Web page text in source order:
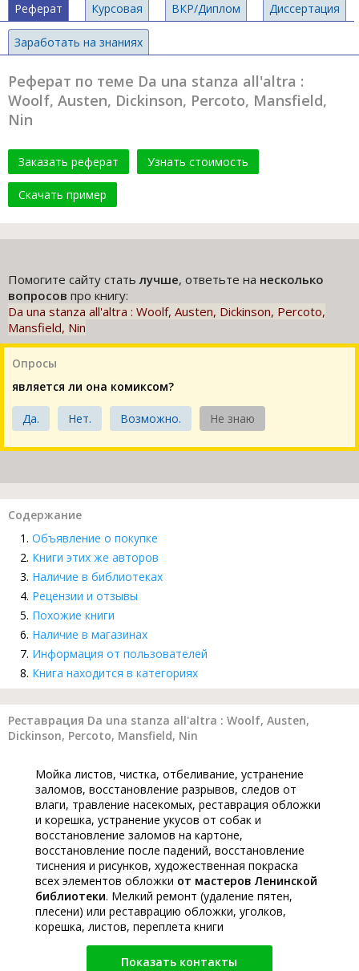
Реферат Курсовая ВКР/Диплом Диссертация
Заработать на знаниях
Реферат по теме Da una stanza all'altra :
Woolf, Austen, Dickinson, Percoto, Mansfield,
Nin
Заказать реферат Узнать стоимость
Скачать пример
Помогите сайту статьлучше, ответьте на несколько
вопросов про книгу:
Da una stanza all'altra : Woolf, Austen, Dickinson, Percoto,
Mansfield, Nin
Опросы
является ли она комиксом?
Да. Нет. Возможно. Не знаю
Содержание
Объявление о покупке
Книги этих же авторов
Наличие в библиотеках
Рецензии и отзывы
Похожие книги
Наличие в магазинах
Информация от пользователей
Книга находится в категориях
Реставрация Da una stanza all'altra : Woolf, Austen,
Dickinson, Percoto, Mansfield, Nin
Мойка листов, чистка, отбеливание, устранение
заломов, восстановление разрывов, следов от
влаги, травление насекомых, реставрация обложки
и корешка, устранение укусов от собак и
восстановление заломов на картоне,
восстановление после падений, восстановление
тиснения и рисунков, художественная покраска
всех элементов обложки от мастеров Ленинской
библиотеки. Мелкий ремонт (удаление пятен,
плесени) или реставрацию обложки, уголков,
корешка, листов, переплета книги
Показать контакты